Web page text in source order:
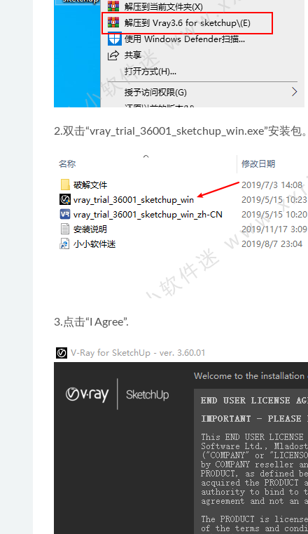
2.双击“vray_trial_36001_sketchup_win.exe”安装包。
3.点击“I Agree”.